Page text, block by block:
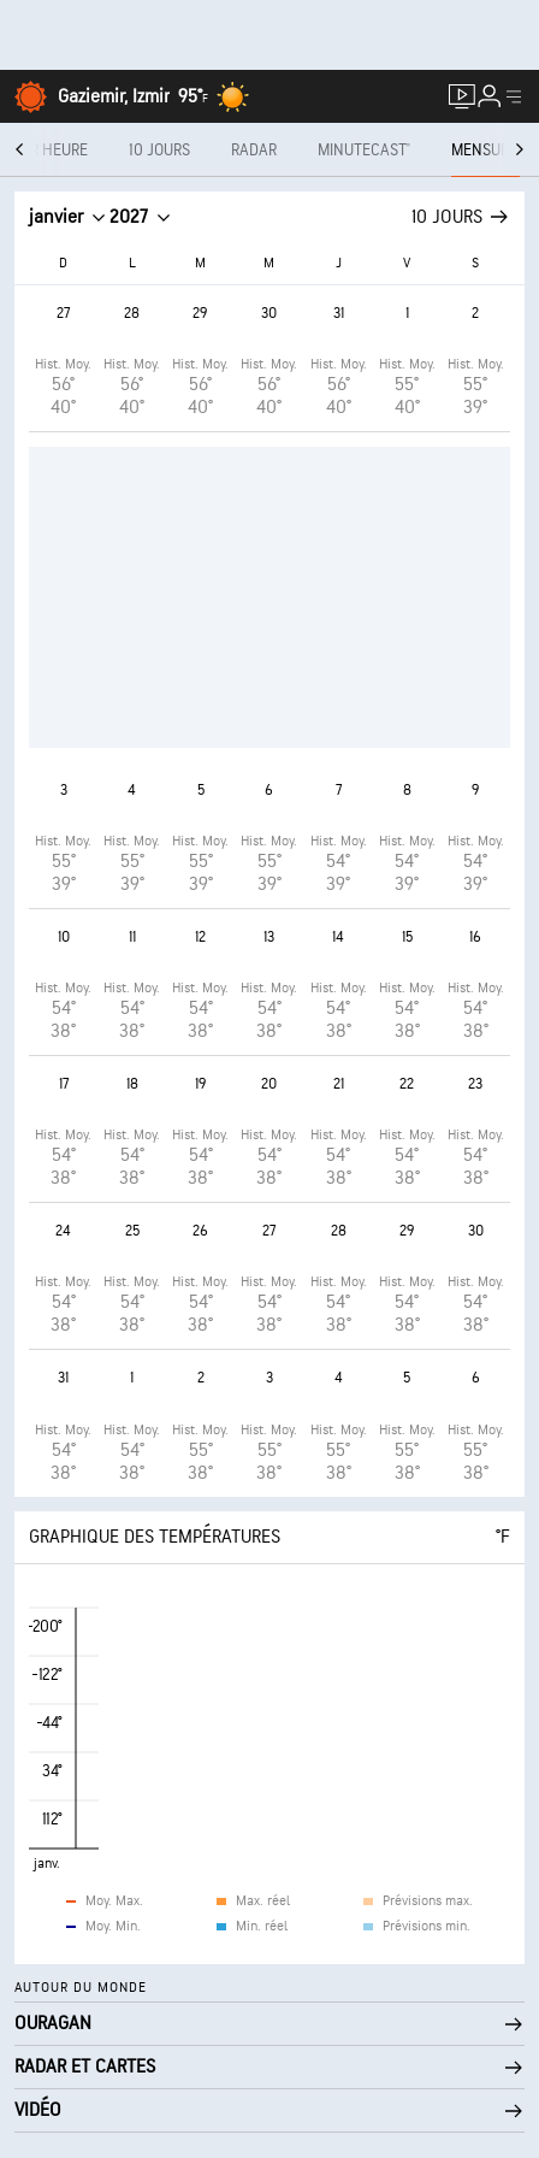
Gaziemir, Izmir 95°F
PAR HEURE 10 JOURS RADAR MINUTECAST® MENSUEL
janvier 2027 10 JOURS
D L M M J V S
27
Hist. Moy.
56°
40°
28
Hist. Moy.
56°
40°
29
Hist. Moy.
56°
40°
30
Hist. Moy.
56°
40°
31
Hist. Moy.
56°
40°
1
Hist. Moy.
55°
40°
2
Hist. Moy.
55°
39°
3
Hist. Moy.
55°
39°
4
Hist. Moy.
55°
39°
5
Hist. Moy.
55°
39°
6
Hist. Moy.
55°
39°
7
Hist. Moy.
54°
39°
8
Hist. Moy.
54°
39°
9
Hist. Moy.
54°
39°
10
Hist. Moy.
54°
38°
11
Hist. Moy.
54°
38°
12
Hist. Moy.
54°
38°
13
Hist. Moy.
54°
38°
14
Hist. Moy.
54°
38°
15
Hist. Moy.
54°
38°
16
Hist. Moy.
54°
38°
17
Hist. Moy.
54°
38°
18
Hist. Moy.
54°
38°
19
Hist. Moy.
54°
38°
20
Hist. Moy.
54°
38°
21
Hist. Moy.
54°
38°
22
Hist. Moy.
54°
38°
23
Hist. Moy.
54°
38°
24
Hist. Moy.
54°
38°
25
Hist. Moy.
54°
38°
26
Hist. Moy.
54°
38°
27
Hist. Moy.
54°
38°
28
Hist. Moy.
54°
38°
29
Hist. Moy.
54°
38°
30
Hist. Moy.
54°
38°
31
Hist. Moy.
54°
38°
1
Hist. Moy.
54°
38°
2
Hist. Moy.
55°
38°
3
Hist. Moy.
55°
38°
4
Hist. Moy.
55°
38°
5
Hist. Moy.
55°
38°
6
Hist. Moy.
55°
38°
GRAPHIQUE DES TEMPÉRATURES °F
-200°
-122°
-44°
34°
112°
janv.
Moy. Max.
Moy. Min.
Max. réel
Min. réel
Prévisions max.
Prévisions min.
AUTOUR DU MONDE
OURAGAN
RADAR ET CARTES
VIDÉO